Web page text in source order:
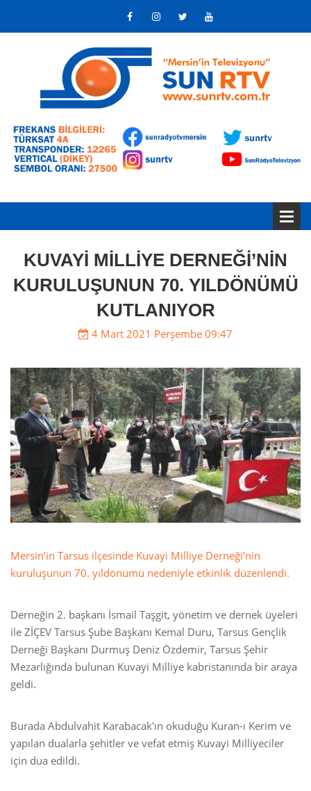
KUVAYİ MİLLİYE DERNEĞİ’NİN
KURULUŞUNUN 70. YILDÖNÜMÜ
KUTLANIYOR
4 Mart 2021 Perşembe 09:47
Mersin’in Tarsus ilçesinde Kuvayi Milliye Derneği’nin
kuruluşunun 70. yıldönümü nedeniyle etkinlik düzenlendi.
Derneğin 2. başkanı İsmail Taşgit, yönetim ve dernek üyeleri
ile ZİÇEV Tarsus Şube Başkanı Kemal Duru, Tarsus Gençlik
Derneği Başkanı Durmuş Deniz Özdemir, Tarsus Şehir
Mezarlığında bulunan Kuvayi Milliye kabristanında bir araya
geldi.
Burada Abdulvahit Karabacak'ın okuduğu Kuran-ı Kerim ve
yapılan dualarla şehitler ve vefat etmiş Kuvayi Milliyeciler
için dua edildi.